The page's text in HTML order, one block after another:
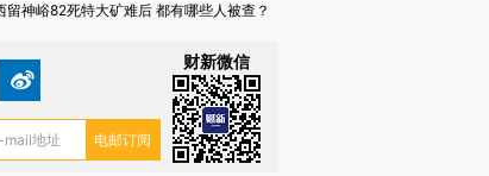
留神峪82死特大矿难后 都有哪些人被查？
财新微信